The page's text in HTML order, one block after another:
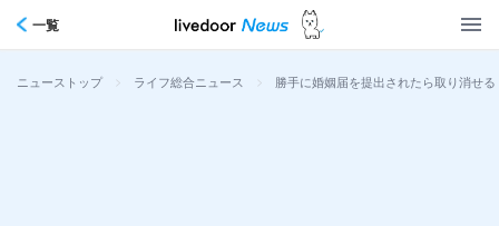
一覧
ニューストップ > ライフ総合ニュース > 勝手に婚姻届を提出されたら取り消せ